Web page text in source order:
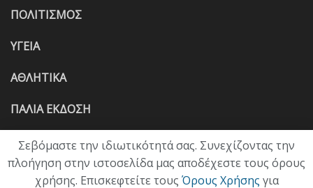
ΠΟΛΙΤΙΣΜΟΣ
ΥΓΕΙΑ
ΑΘΛΗΤΙΚΑ
ΠΑΛΙΑ ΕΚΔΟΣΗ
Σεβόμαστε την ιδιωτικότητά σας. Συνεχίζοντας την
πλοήγηση στην ιστοσελίδα μας αποδέχεστε τους όρους
χρήσης. Επισκεφτείτε τους Όρους Χρήσης για